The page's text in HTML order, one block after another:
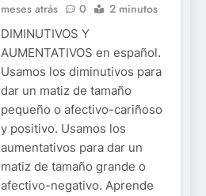
meses atrás
0 2 minutos
DIMINUTIVOS Y
AUMENTATIVOS en español.
Usamos los diminutivos para
dar un matiz de tamaño
pequeño o afectivo-cariñoso
y positivo. Usamos los
aumentativos para dar un
matiz de tamaño grande o
afectivo-negativo. Aprende